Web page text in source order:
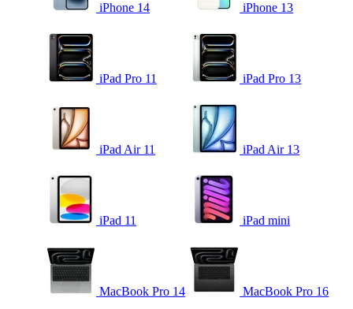
iPhone 14 iPhone 13
iPad Pro 11 iPad Pro 13
iPad Air 11 iPad Air 13
iPad 11 iPad mini
MacBook Pro 14 MacBook Pro 16